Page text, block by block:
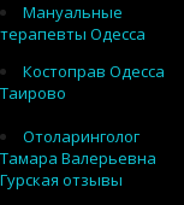
Мануальные
терапевты Одесса
Костоправ Одесса
Таирово
Отоларинголог
Тамара Валерьевна
Гурская отзывы